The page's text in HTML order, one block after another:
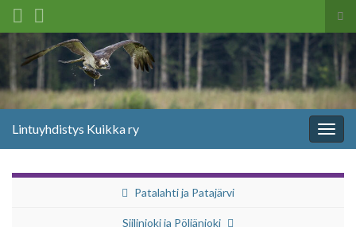
Search for:
Lintuyhdistys Kuikka ry
Patalahti ja Patajärvi
Siilinjoki ja Pöljänjoki